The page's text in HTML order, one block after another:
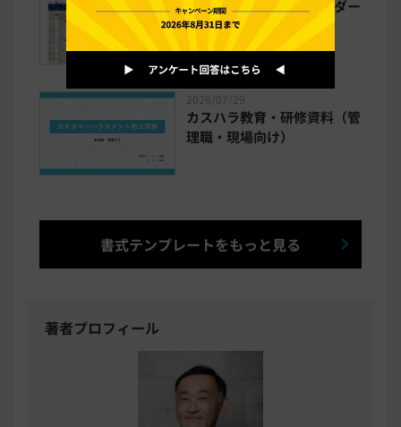
有給休暇管理表（カレンダー
入力仕様Excel：個人用）
2026/07/29
カスハラ教育・研修資料（管
理職・現場向け）
書式テンプレートをもっと見る
著者プロフィール